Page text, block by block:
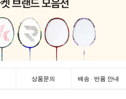
상품문의 배송 · 반품 안내